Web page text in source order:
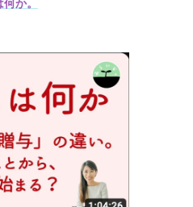
何か。